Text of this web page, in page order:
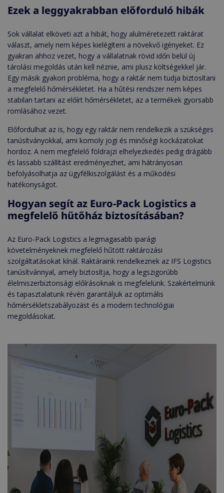
Ezek a leggyakrabban előforduló hibák
Sok vállalat elköveti azt a hibát, hogy alulméretezett raktárat
választ, amely nem képes kielégíteni a növekvő igényeket. Ez
gyakran ahhoz vezet, hogy a vállalatnak rövid időn belül új
tárolási megoldás után kell néznie, ami plusz költségekkel jár.
Egy másik gyakori probléma, hogy a raktár nem tudja biztosítani
a megfelelő hőmérsékletet. Ha a hűtési rendszer nem képes
stabilan tartani az előírt hőmérsékletet, az a termékek gyorsabb
romlásához vezet.
Előfordulhat az is, hogy egy raktár nem rendelkezik a szükséges
tanúsítványokkal, ami komoly jogi és minőségi kockázatokat
hordoz. A nem megfelelő földrajzi elhelyezkedés pedig drágább
és lassabb szállítást eredményezhet, ami hátrányosan
befolyásolhatja az ügyfélkiszolgálást és a működési
hatékonyságot.
Hogyan segít az Euro-Pack Logistics a
megfelelő hűtőház biztosításában?
Az Euro-Pack Logistics a legmagasabb iparági
követelményeknek megfelelő hűtött raktározási
szolgáltatásokat kínál. Raktáraink rendelkeznek az IFS Logistics
tanúsítvánnyal, amely biztosítja, hogy a legszigorúbb
élelmiszerbiztonsági előírásoknak is megfelelünk. Szakértelmünk
és tapasztalatunk révén garantáljuk az optimális
hőmérsékletszabályozást és a modern technológiai
megoldásokat.